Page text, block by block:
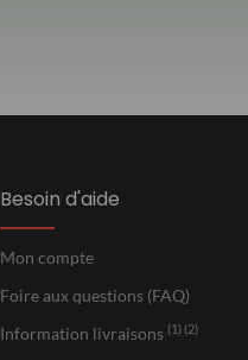
Besoin d'aide
Mon compte
Foire aux questions (FAQ)
Information livraisons (1) (2)